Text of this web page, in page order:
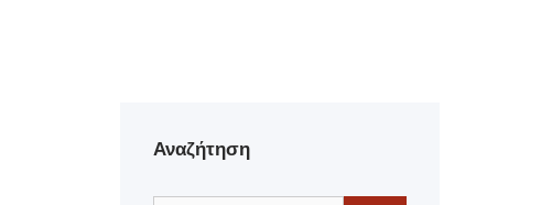
Αναζήτηση